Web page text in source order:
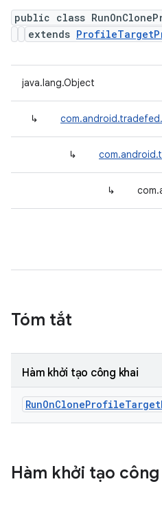
public class
extends
java.lang.Object
↳
↳
↳
Tóm tắt
Hàm khởi tạo công khai
RunOnCloneProfileTarget
Hàm khởi tạo